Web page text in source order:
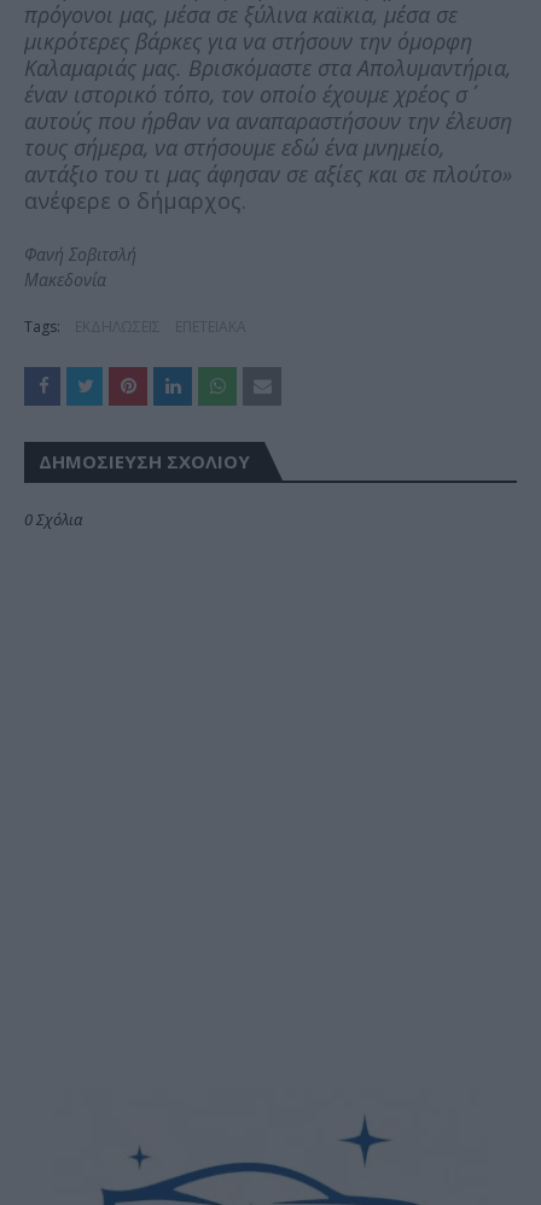
πρόγονοι μας, μέσα σε ξύλινα καϊκια, μέσα σε
μικρότερες βάρκες για να στήσουν την όμορφη
Καλαμαριάς μας. Βρισκόμαστε στα Απολυμαντήρια,
έναν ιστορικό τόπο, τον οποίο έχουμε χρέος σ΄
αυτούς που ήρθαν να αναπαραστήσουν την έλευση
τους σήμερα, να στήσουμε εδώ ένα μνημείο,
αντάξιο του τι μας άφησαν σε αξίες και σε πλούτο»
ανέφερε ο δήμαρχος.
Φανή Σοβιτσλή
Μακεδονία
Tags:
ΔΗΜΟΣΊΕΥΣΗ ΣΧΟΛΊΟΥ
0 Σχόλια